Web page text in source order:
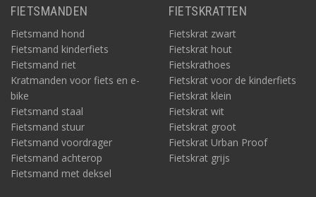
FIETSMANDEN
Fietsmand hond
Fietsmand kinderfiets
Fietsmand riet
Kratmanden voor fiets en e-
bike
Fietsmand staal
Fietsmand stuur
Fietsmand voordrager
Fietsmand achterop
Fietsmand met deksel
FIETSKRATTEN
Fietskrat zwart
Fietskrat hout
Fietskrathoes
Fietskrat voor de kinderfiets
Fietskrat klein
Fietskrat wit
Fietskrat groot
Fietskrat Urban Proof
Fietskrat grijs